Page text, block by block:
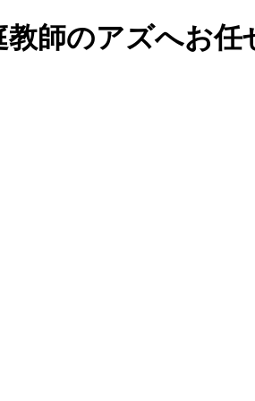
師のアズへお任